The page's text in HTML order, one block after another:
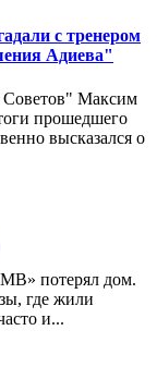
с тренером
Адиева"
Советов" Максим
прошедшего
высказался о
потерял дом.
где жили
и...